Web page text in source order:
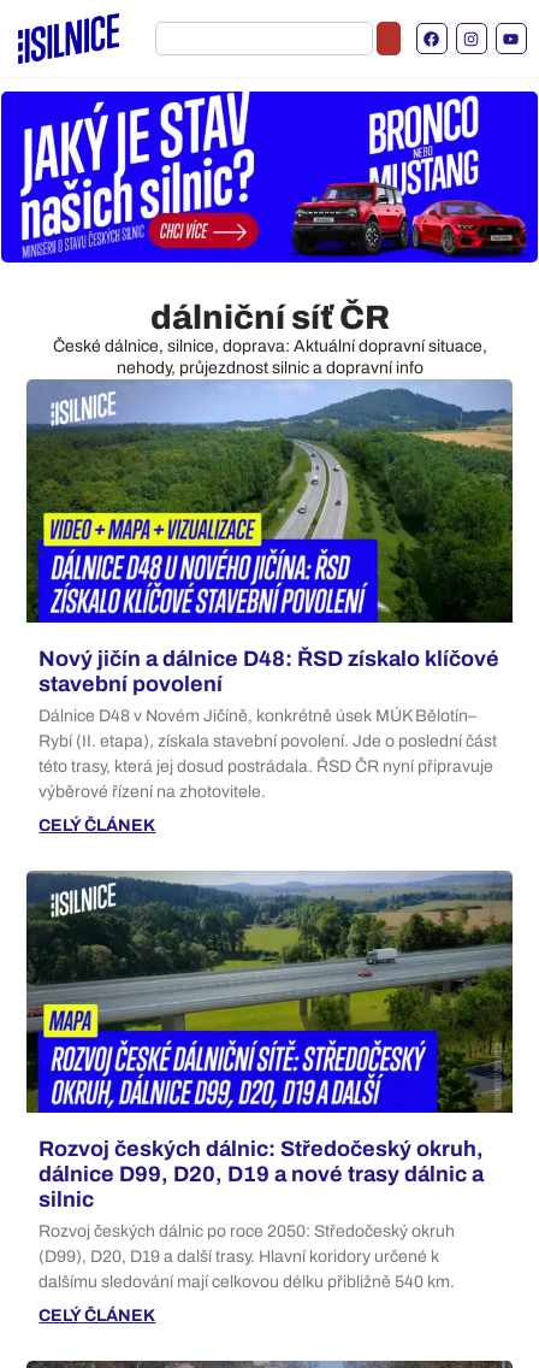
dálniční síť ČR
České dálnice, silnice, doprava: Aktuální dopravní situace,
nehody, průjezdnost silnic a dopravní info
Nový jičín a dálnice D48: ŘSD získalo klíčové
stavební povolení
Dálnice D48 v Novém Jičíně, konkrétně úsek MÚK Bělotín–
Rybí (II. etapa), získala stavební povolení. Jde o poslední část
této trasy, která jej dosud postrádala. ŘSD ČR nyní připravuje
výběrové řízení na zhotovitele.
CELÝ ČLÁNEK
Rozvoj českých dálnic: Středočeský okruh,
dálnice D99, D20, D19 a nové trasy dálnic a
silnic
Rozvoj českých dálnic po roce 2050: Středočeský okruh
(D99), D20, D19 a další trasy. Hlavní koridory určené k
dalšímu sledování mají celkovou délku přibližně 540 km.
CELÝ ČLÁNEK